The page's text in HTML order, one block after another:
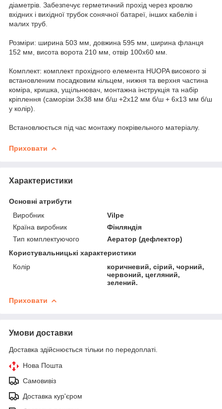
діаметрів. Забезпечує герметичний прохід через кровлю
вхідних і вихідної трубок сонячної батареї, інших кабелів і
малих труб.
Розміри: ширина 503 мм, довжина 595 мм, ширина фланця
152 мм, висота ворота 210 мм, отвір 100х60 мм.
Комплект: комплект прохідного елемента HUOPA високого зі
встановленим посадковим кільцем, нижня та верхня частина
коміра, кришка, ущільнювач, монтажна інструкція та набір
кріплення (саморізи 3х38 мм б/ш +2х12 мм б/ш + 6х13 мм б/ш
у колір).
Встановлюється під час монтажу покрівельного матеріалу.
Приховати
Характеристики
Основні атрибути
Виробник
Vilpe
Країна виробник
Фінляндія
Тип комплектуючого
Аератор (дефлектор)
Користувальницькі характеристики
Колір
коричневий, сірий, чорний,
червоний, цегляний,
зелений.
Приховати
Умови доставки
Доставка здійснюється тільки по передоплаті.
Нова Пошта
Самовивіз
Доставка кур'єром